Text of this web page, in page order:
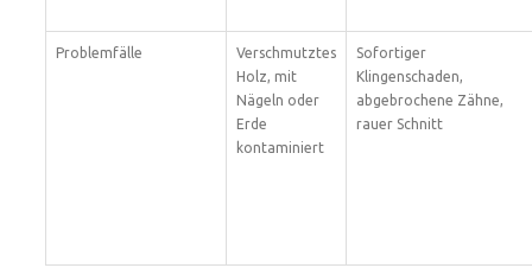
Problemfälle
Verschmutztes
Holz, mit
Nägeln oder
Erde
kontaminiert
Sofortiger
Klingenschaden,
abgebrochene Zähne,
rauer Schnitt